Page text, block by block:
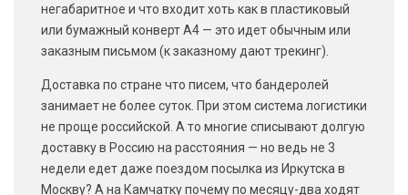
негабаритное и что входит хоть как в пластиковый
или бумажный конверт А4 — это идет обычным или
заказным письмом (к заказному дают трекинг).
Доставка по стране что писем, что бандеролей
занимает не более суток. При этом система логистики
не проще российской. А то многие списывают долгую
доставку в Россию на расстояния — но ведь не 3
недели едет даже поездом посылка из Иркутска в
Москву? А на Камчатку почему по месяцу-два ходят